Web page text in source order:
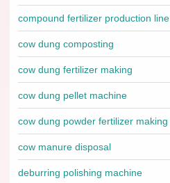
compound fertilizer production line
cow dung composting
cow dung fertilizer making
cow dung pellet machine
cow dung powder fertilizer making
cow manure disposal
deburring polishing machine